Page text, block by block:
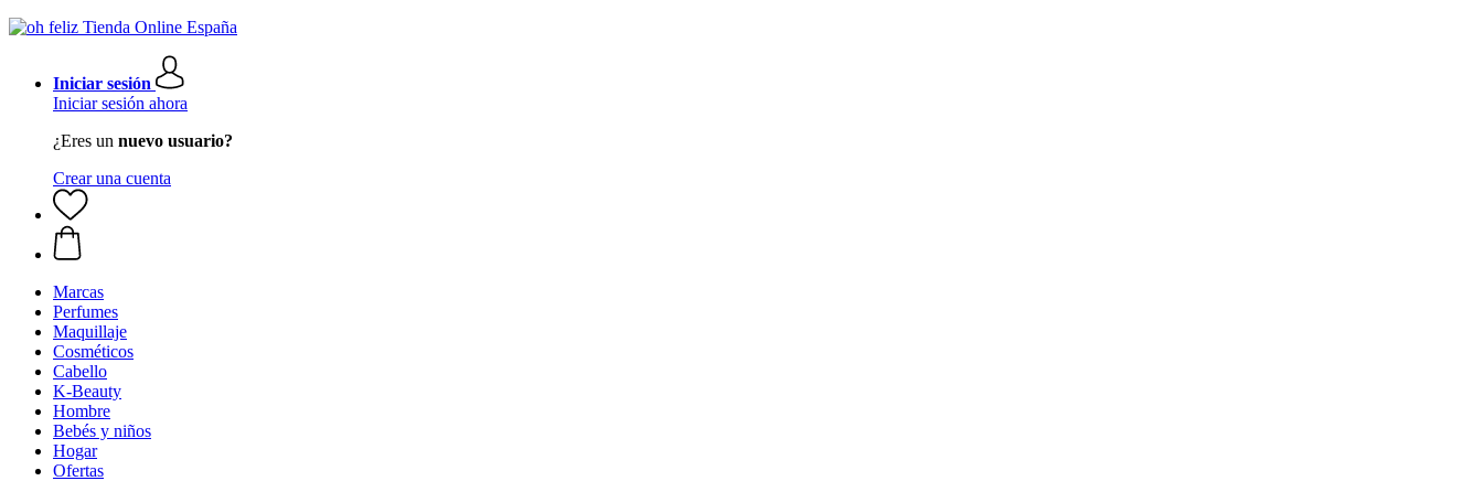
Iniciar sesión
Iniciar sesión ahora
¿Eres un nuevo usuario?
Crear una cuenta
Marcas
Perfumes
Maquillaje
Cosméticos
Cabello
K-Beauty
Hombre
Bebés y niños
Hogar
Ofertas